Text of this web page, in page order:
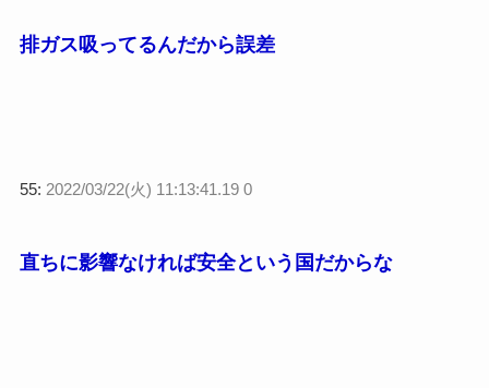
排ガス吸ってるんだから誤差
55: 2022/03/22(火) 11:13:41.19 0
直ちに影響なければ安全という国だからな